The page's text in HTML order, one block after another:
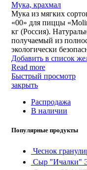
закрыть
Распродажа
В наличии
Популярные продукты
Чеснок
Сыр "Ичалки"
Мука, крахмал
Мука из мягких
«00» для пиццы
кг (Россия).
получаемый из
экологически
Добавить в список
Read more
Быстрый просмотр